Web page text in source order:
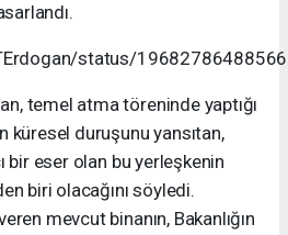
status/
temel atma töreninde yaptığı
küresel duruşunu yansıtan,
bir eser olan bu yerleşkenin
biri olacağını söyledi.
mevcut binanın, Bakanlığın